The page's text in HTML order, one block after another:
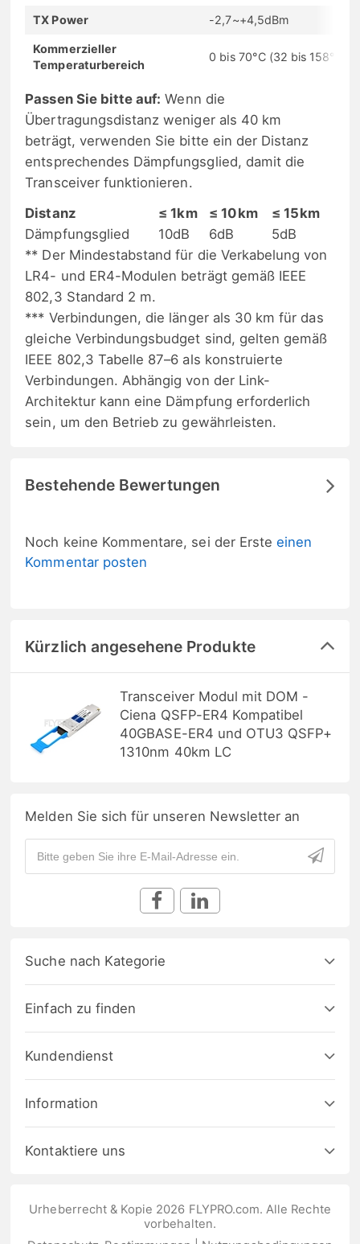
TX Power -2,7~+4,5dBm
Kommerzieller
Temperaturbereich
0 bis 70°C (32 bis 158°F
Passen Sie bitte auf: Wenn die
Übertragungsdistanz weniger als 40 km
beträgt, verwenden Sie bitte ein der Distanz
entsprechendes Dämpfungsglied, damit die
Transceiver funktionieren.
Distanz
≤ 1km ≤ 10km
≤ 15km
Dämpfungsglied
10dB 6dB
5dB
** Der Mindestabstand für die Verkabelung von
LR4- und ER4-Modulen beträgt gemäß IEEE
802,3 Standard 2 m.
*** Verbindungen, die länger als 30 km für das
gleiche Verbindungsbudget sind, gelten gemäß
IEEE 802,3 Tabelle 87–6 als konstruierte
Verbindungen. Abhängig von der Link-
Architektur kann eine Dämpfung erforderlich
sein, um den Betrieb zu gewährleisten.
Bestehende Bewertungen
Noch keine Kommentare, sei der Ersteeinen
Kommentar posten
Kürzlich angesehene Produkte
Transceiver Modul mit DOM -
Ciena QSFP-ER4 Kompatibel
40GBASE-ER4 und OTU3 QSFP+
1310nm 40km LC
Melden Sie sich für unseren Newsletter an
Suche nach Kategorie
Einfach zu finden
Kundendienst
Information
Kontaktiere uns
Urheberrecht & Kopie 2026 FLYPRO.com. Alle Rechte
vorbehalten.